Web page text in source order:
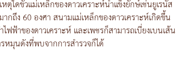
ใดขั้วแม่เหล็กของดาวเคราะห์น้ำแข็งยักษ์เช่นยูเรนัส
ถึง 60 องศา สนามแม่เหล็กของดาวเคราะห์เกิดขึ้น
ฟ้าของดาวเคราะห์ และเพชรก็สามารถเบี่ยงเบนเส้น
หมุนดังที่พบจากการสำรวจก็ได้